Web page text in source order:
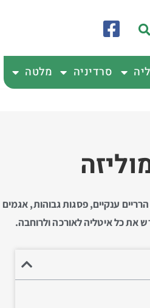
סרדיניה מלטה
ענקיים, פסגות גבוהות, אגמים
את כל איטליה לאורכה ולרוחבה.